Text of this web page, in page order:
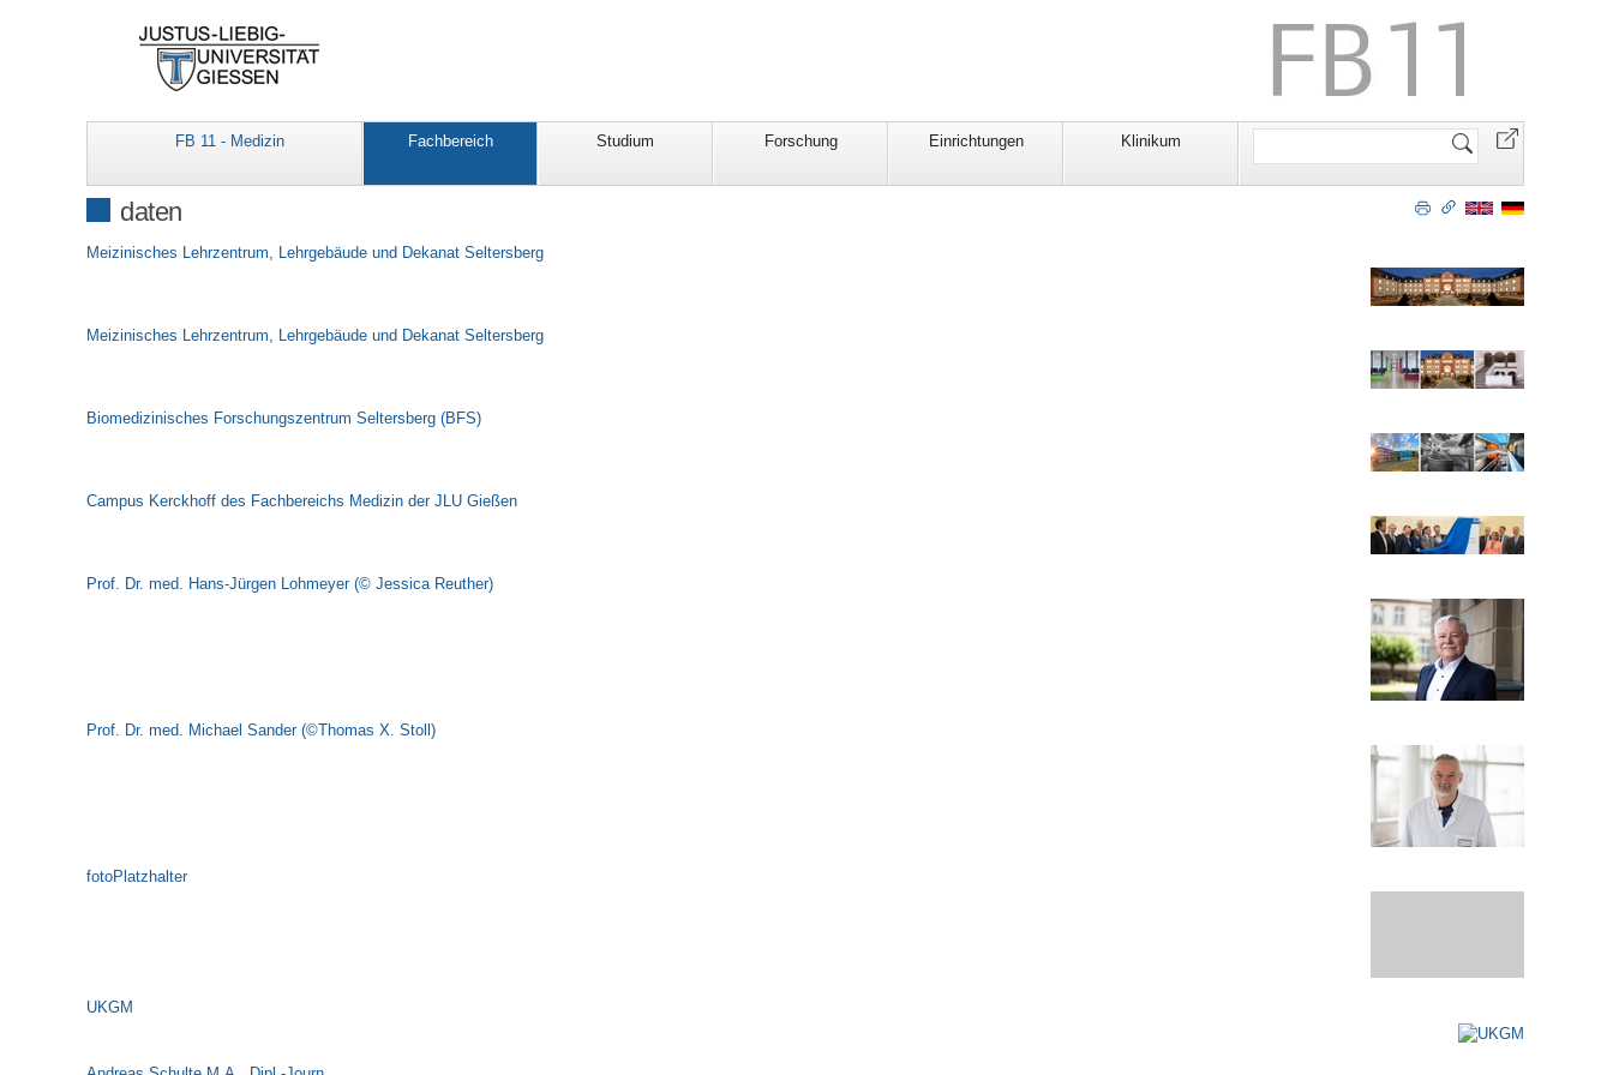
FB 11 - Medizin Fachbereich Studium Forschung Einrichtungen Klinikum
Website
daten
Meizinisches Lehrzentrum, Lehrgebäude und Dekanat Seltersberg
Meizinisches Lehrzentrum, Lehrgebäude und Dekanat Seltersberg
Biomedizinisches Forschungszentrum Seltersberg (BFS)
Campus Kerckhoff des Fachbereichs Medizin der JLU Gießen
Prof. Dr. med. Hans-Jürgen Lohmeyer (© Jessica Reuther)
Prof. Dr. med. Michael Sander (©Thomas X. Stoll)
fotoPlatzhalter
UKGM